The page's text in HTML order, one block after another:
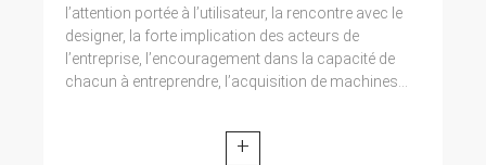
l’attention portée à l’utilisateur, la rencontre avec le
designer, la forte implication des acteurs de
l’entreprise, l’encouragement dans la capacité de
chacun à entreprendre, l’acquisition de machines...
+